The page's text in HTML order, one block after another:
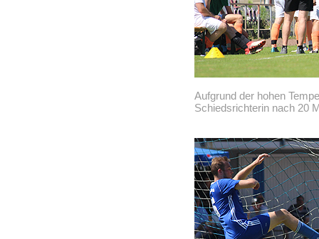
Aufgrund der hohen
Schiedsrichterin nach 20